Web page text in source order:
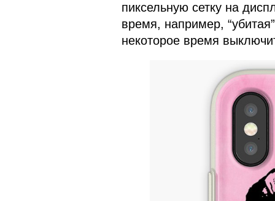
пиксельную сетку на
время, например,
некоторое время